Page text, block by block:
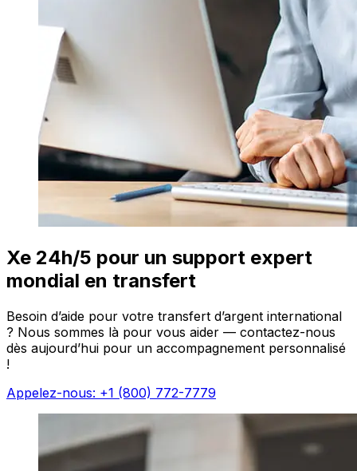
Xe 24h/5 pour un support expert
mondial en transfert
Besoin d’aide pour votre transfert d’argent international
? Nous sommes là pour vous aider — contactez-nous
dès aujourd’hui pour un accompagnement personnalisé
!
Appelez-nous: +1 (800) 772-7779